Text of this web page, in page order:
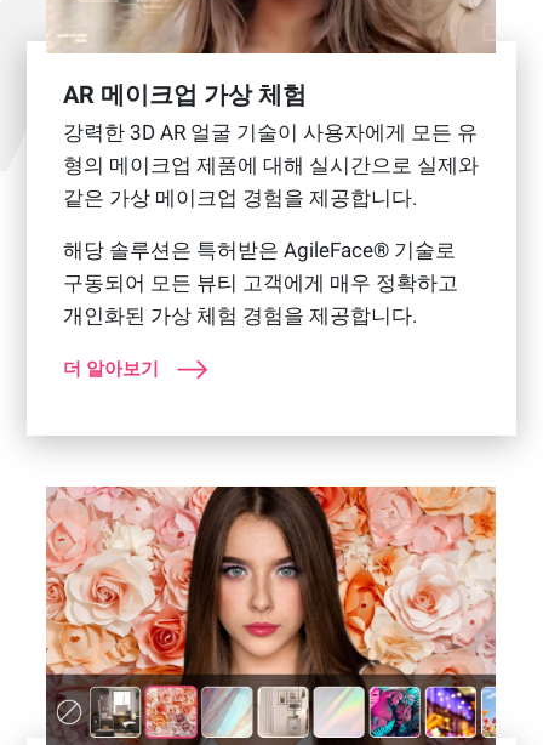
AR 메이크업 가상 체험
강력한 3D AR 얼굴 기술이 사용자에게 모든 유
형의 메이크업 제품에 대해 실시간으로 실제와
같은 가상 메이크업 경험을 제공합니다.
해당 솔루션은 특허받은 AgileFace® 기술로
구동되어 모든 뷰티 고객에게 매우 정확하고
개인화된 가상 체험 경험을 제공합니다.
더 알아보기